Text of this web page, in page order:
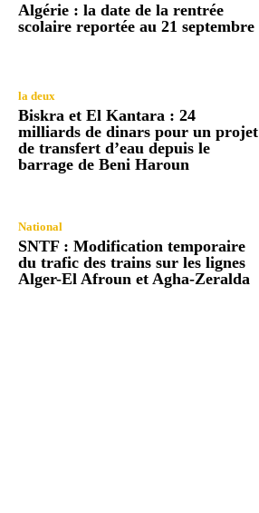
Algérie : la date de la rentrée
scolaire reportée au 21 septembre
la deux
Biskra et El Kantara : 24
milliards de dinars pour un projet
de transfert d’eau depuis le
barrage de Beni Haroun
National
SNTF : Modification temporaire
du trafic des trains sur les lignes
Alger-El Afroun et Agha-Zeralda